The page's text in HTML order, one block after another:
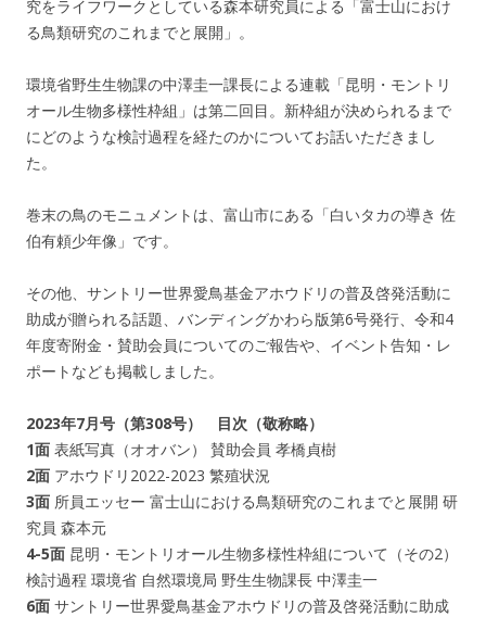
究をライフワークとしている森本研究員による「富士山におけ
る鳥類研究のこれまでと展開」。
環境省野生生物課の中澤圭一課長による連載「昆明・モントリ
オール生物多様性枠組」は第二回目。新枠組が決められるまで
にどのような検討過程を経たのかについてお話いただきまし
た。
巻末の鳥のモニュメントは、富山市にある「白いタカの導き 佐
伯有頼少年像」です。
その他、サントリー世界愛鳥基金アホウドリの普及啓発活動に
助成が贈られる話題、バンディングかわら版第6号発行、令和4
年度寄附金・賛助会員についてのご報告や、イベント告知・レ
ポートなども掲載しました。
2023年7月号（第308号） 目次（敬称略）
1面 表紙写真（オオバン） 賛助会員 孝橋貞樹
2面 アホウドリ2022-2023 繁殖状況
3面 所員エッセー 富士山における鳥類研究のこれまでと展開 研
究員 森本元
4-5面 昆明・モントリオール生物多様性枠組について（その2）
検討過程 環境省 自然環境局 野生生物課長 中澤圭一
6面 サントリー世界愛鳥基金アホウドリの普及啓発活動に助成